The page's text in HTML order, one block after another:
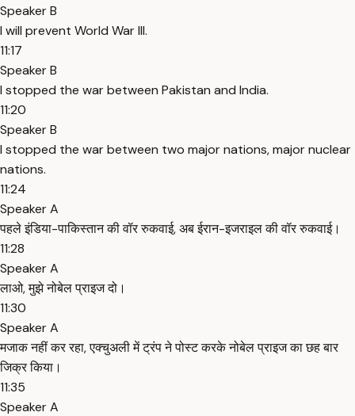
Speaker B
I will prevent World War III.
11:17
Speaker B
I stopped the war between Pakistan and India.
11:20
Speaker B
I stopped the war between two major nations, major nuclear
nations.
11:24
Speaker A
पहले इंडिया-पाकिस्तान की वॉर रुकवाई, अब ईरान-इजराइल की वॉर रुकवाई।
11:28
Speaker A
लाओ, मुझे नोबेल प्राइज दो।
11:30
Speaker A
मजाक नहीं कर रहा, एक्चुअली में ट्रंप ने पोस्ट करके नोबेल प्राइज का छह बार
जिक्र किया।
11:35
Speaker A